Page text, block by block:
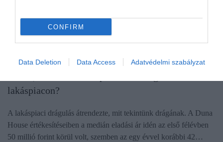
CONFIRM
Data Deletion Data Access Adatvédelmi szabályzat
INGATLAN
lakáspiacon?
A lakáspiaci drágulás átrendezte, mit tekintünk drágának. A Duna
House értékesítéseiben a medián eladási ár idén az első félévben
50 millió forint körül volt, szemben az egy évvel korábbi 42…